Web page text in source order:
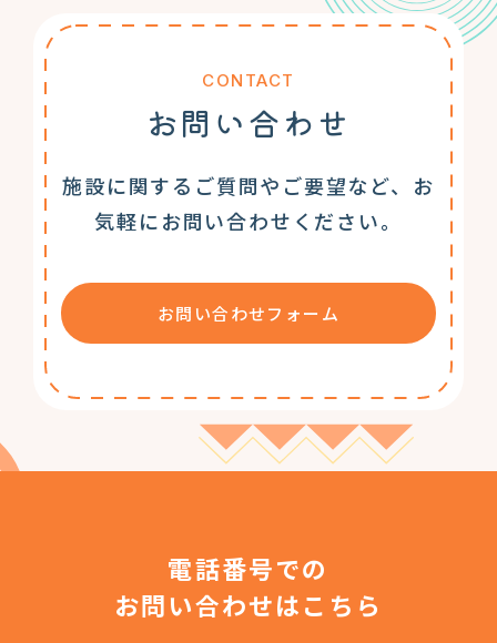
CONTACT
お問い合わせ
施設に関するご質問やご要望など、お
気軽にお問い合わせください。
お問い合わせフォーム
電話番号での
お問い合わせはこちら